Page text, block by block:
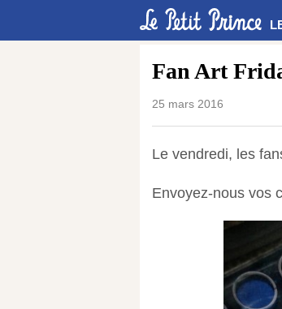
Fan Art
25 mars 2016
Le vendredi, les
Envoyez-nous vos